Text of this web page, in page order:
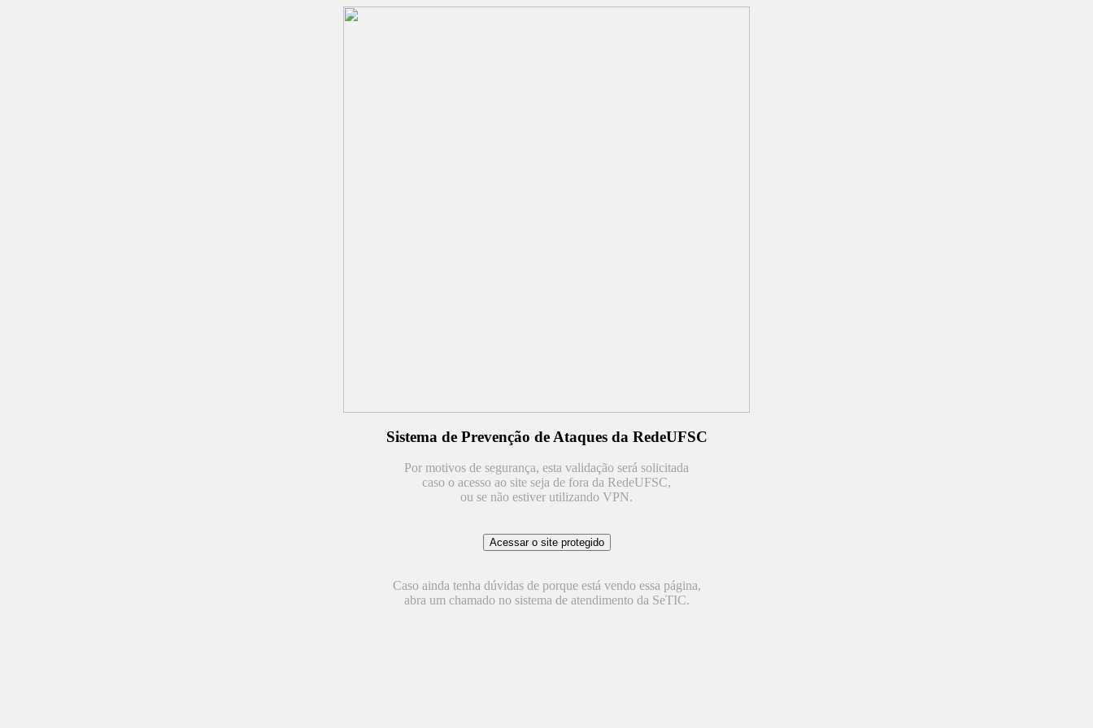
Sistema de Prevenção de Ataques da RedeUFSC
Por motivos de segurança, esta validação será solicitada
caso o acesso ao site seja de fora da RedeUFSC,
ou se não estiver utilizando VPN.
Caso ainda tenha dúvidas de porque está vendo essa página,
abra um chamado no sistema de atendimento da SeTIC.